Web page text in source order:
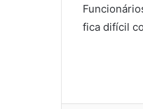
fica difícil